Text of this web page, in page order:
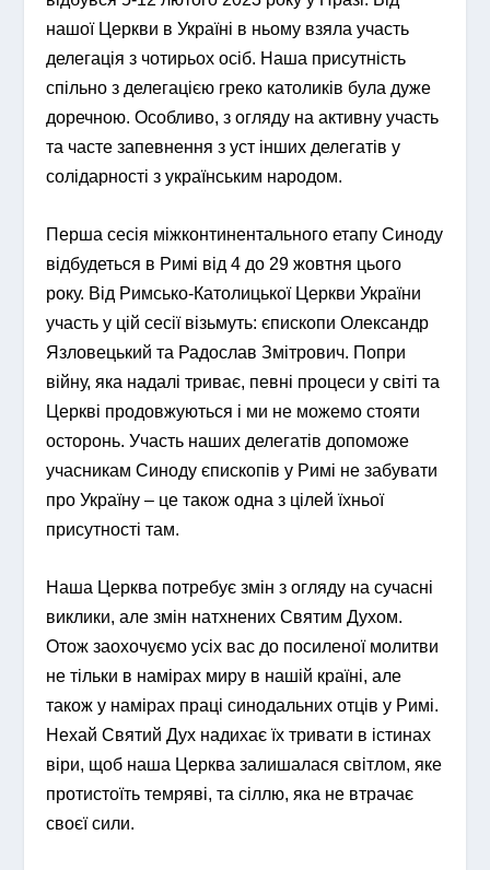
нашої Церкви в Україні в ньому взяла участь
делегація з чотирьох осіб. Наша присутність
спільно з делегацією греко католиків була дуже
доречною. Особливо, з огляду на активну участь
та часте запевнення з уст інших делегатів у
солідарності з українським народом.
Перша сесія міжконтинентального етапу Синоду
відбудеться в Римі від 4 до 29 жовтня цього
року. Від Римсько-Католицької Церкви України
участь у цій сесії візьмуть: єпископи Олександр
Язловецький та Радослав Змітрович. Попри
війну, яка надалі триває, певні процеси у світі та
Церкві продовжуються і ми не можемо стояти
осторонь. Участь наших делегатів допоможе
учасникам Синоду єпископів у Римі не забувати
про Україну – це також одна з цілей їхньої
присутності там.
Наша Церква потребує змін з огляду на сучасні
виклики, але змін натхнених Святим Духом.
Отож заохочуємо усіх вас до посиленої молитви
не тільки в намірах миру в нашій країні, але
також у намірах праці синодальних отців у Римі.
Нехай Святий Дух надихає їх тривати в істинах
віри, щоб наша Церква залишалася світлом, яке
протистоїть темряві, та сіллю, яка не втрачає
своєї сили.